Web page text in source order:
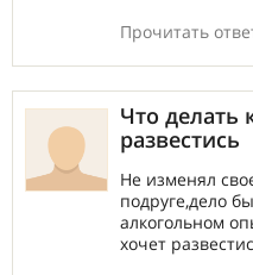
Прочитать
Что делать
развестись
Не изменял
подруге,дело
алкогольном
хочет